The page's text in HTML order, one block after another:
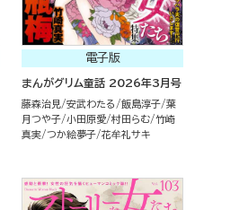
電子版
まんがグリム童話 2026年3月号
藤森治見 安武わたる 飯島淳子 葉
月つや子 小田原愛 村田らむ 竹崎
真実 つか絵夢子 花牟礼サキ